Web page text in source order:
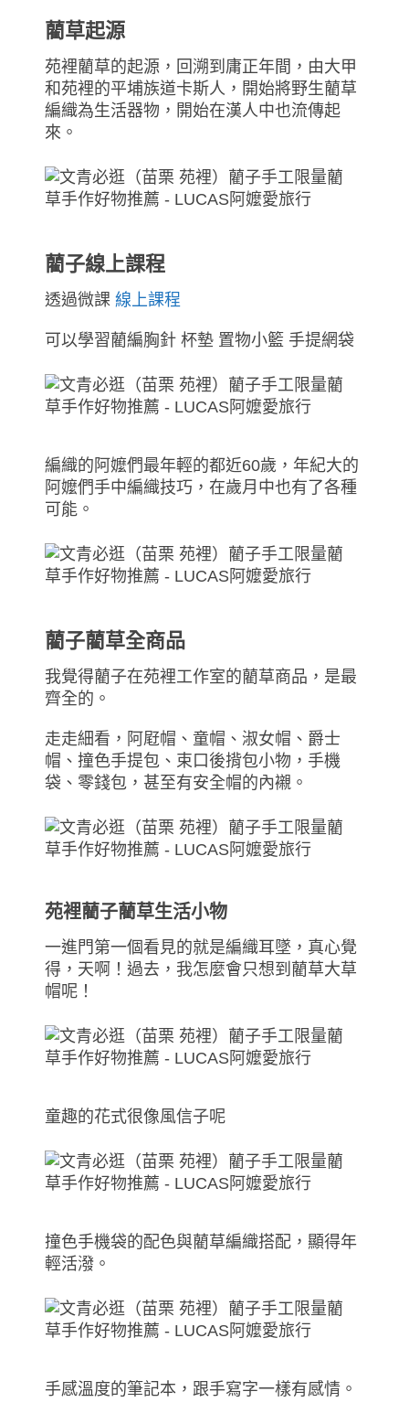
藺草起源
苑裡藺草的起源，回溯到庸正年間，由大甲
和苑裡的平埔族道卡斯人，開始將野生藺草
編織為生活器物，開始在漢人中也流傳起
來。
藺子線上課程
透過微課 線上課程
可以學習藺編胸針 杯墊 置物小籃 手提網袋
編織的阿嬤們最年輕的都近60歲，年紀大的
阿嬤們手中編織技巧，在歲月中也有了各種
可能。
藺子藺草全商品
我覺得藺子在苑裡工作室的藺草商品，是最
齊全的。
走走細看，阿屘帽、童帽、淑女帽、爵士
帽、撞色手提包、束口後揹包小物，手機
袋、零錢包，甚至有安全帽的內襯。
苑裡藺子藺草生活小物
一進門第一個看見的就是編織耳墜，真心覺
得，天啊！過去，我怎麼會只想到藺草大草
帽呢！
童趣的花式很像風信子呢
撞色手機袋的配色與藺草編織搭配，顯得年
輕活潑。
手感溫度的筆記本，跟手寫字一樣有感情。